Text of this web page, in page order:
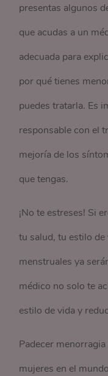
presentas algunos
que acudas a un
adecuada para
por qué tienes
puedes tratarla. Es
responsable con el
mejoría de los
que tengas.
¡No te estreses! Si
tu salud, tu estilo
menstruales ya
médico no solo te
estilo de vida y
Padecer
mujeres en el